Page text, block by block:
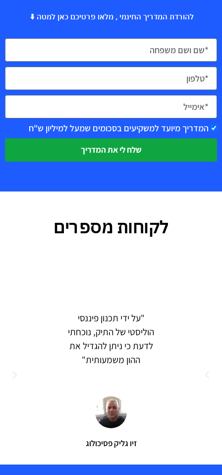
להורדת המדריך החינמי , מלאו פרטיכם כאן למטה ⬇️
המדריך מיועד למשקיעים בסכומים שמעל למיליון ש"ח
שלח לי את המדריך
לקוחות מספרים
"על ידי תכנון פיננסי
הוליסטי של התיק, נוכחתי
לדעת כי ניתן להגדיל את
ההון משמעותית"
זיו גליק פסיכולוג